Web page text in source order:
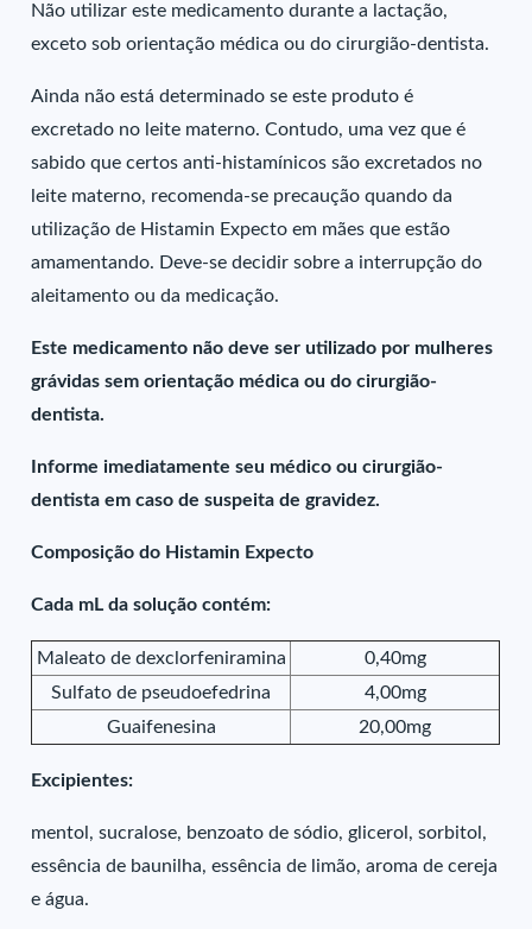
Não utilizar este medicamento durante a lactação,
exceto sob orientação médica ou do cirurgião-dentista.
Ainda não está determinado se este produto é
excretado no leite materno. Contudo, uma vez que é
sabido que certos anti-histamínicos são excretados no
leite materno, recomenda-se precaução quando da
utilização de Histamin Expecto em mães que estão
amamentando. Deve-se decidir sobre a interrupção do
aleitamento ou da medicação.
Este medicamento não deve ser utilizado por mulheres
grávidas sem orientação médica ou do cirurgião-
dentista.
Informe imediatamente seu médico ou cirurgião-
dentista em caso de suspeita de gravidez.
Composição do Histamin Expecto
Cada mL da solução contém:
Maleato de dexclorfeniramina
0,40mg
Sulfato de pseudoefedrina
4,00mg
Guaifenesina
20,00mg
Excipientes:
mentol, sucralose, benzoato de sódio, glicerol, sorbitol,
essência de baunilha, essência de limão, aroma de cereja
e água.